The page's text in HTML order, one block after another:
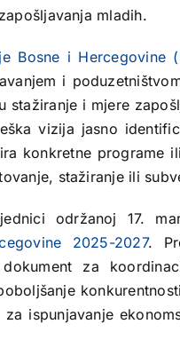
mladih.
Bosne i Hercegovine
i
stažiranje i mjere
vizija jasno
konkretne programe
stažiranje ili
održanoj 17.
2025-2027.
za
ispunjavanje